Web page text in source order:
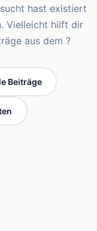
hast existiert
Vielleicht hilft dir
aus dem ?
Beiträge